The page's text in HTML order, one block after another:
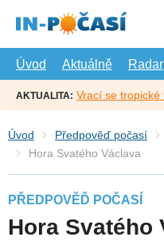
hlavní
Úvod
Aktuálně Radar
AKTUALITA: Vrací se tropické
Úvod Předpověď počasí
Hora Svatého Václava
PŘEDPOVĚĎ POČASÍ
Hora Svatého